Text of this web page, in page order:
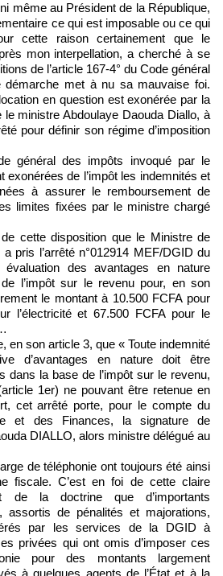
même au Président de la République,
ce qui est imposable ou ce qui
cette raison certainement que le
mon interpellation, a cherché à se
de l’article 167-4° du Code général
met à nu sa mauvaise foi.
en question est exonérée par la
le ministre Abdoulaye Daouda Diallo, à
pour définir son régime d’imposition
général des impôts invoqué par le
exonérées de l’impôt les indemnités et
à assurer le remboursement de
limites fixées par le ministre chargé
cette disposition que le Ministre de
pris l’arrêté n°012914 MEF/DGID du
des avantages en nature
l’impôt sur le revenu pour, en son
le montant à 10.500 FCFA pour
l’électricité et 67.500 FCFA pour le
en son article 3, que « Toute indemnité
d’avantages en nature doit être
dans la base de l’impôt sur le revenu,
1er) ne pouvant être retenue en
cet arrêté porte, pour le compte du
et des Finances, la signature de
DIALLO, alors ministre délégué au
de téléphonie ont toujours été ainsi
fiscale. C’est en foi de cette claire
la doctrine que d’importants
assortis de pénalités et majorations,
par les services de la DGID à
privées qui ont omis d’imposer ces
pour des montants largement
à quelques agents de l’État et à la